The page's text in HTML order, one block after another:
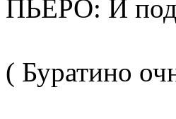
ПЬЕРО: И
( Буратино